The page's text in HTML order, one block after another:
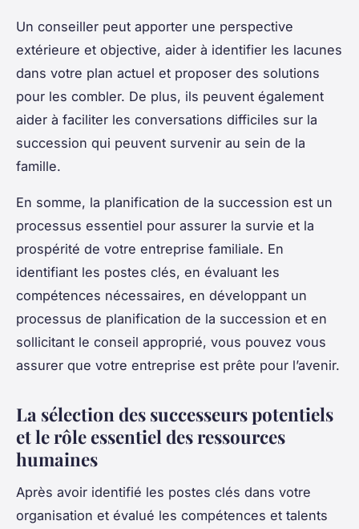
Un conseiller peut apporter une perspective
extérieure et objective, aider à identifier les lacunes
dans votre plan actuel et proposer des solutions
pour les combler. De plus, ils peuvent également
aider à faciliter les conversations difficiles sur la
succession qui peuvent survenir au sein de la
famille.
En somme, la planification de la succession est un
processus essentiel pour assurer la survie et la
prospérité de votre entreprise familiale. En
identifiant les postes clés, en évaluant les
compétences nécessaires, en développant un
processus de planification de la succession et en
sollicitant le conseil approprié, vous pouvez vous
assurer que votre entreprise est prête pour l’avenir.
La sélection des successeurs potentiels
et le rôle essentiel des ressources
humaines
Après avoir identifié les postes clés dans votre
organisation et évalué les compétences et talents